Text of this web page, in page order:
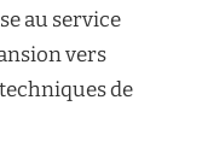
au service
vers
de